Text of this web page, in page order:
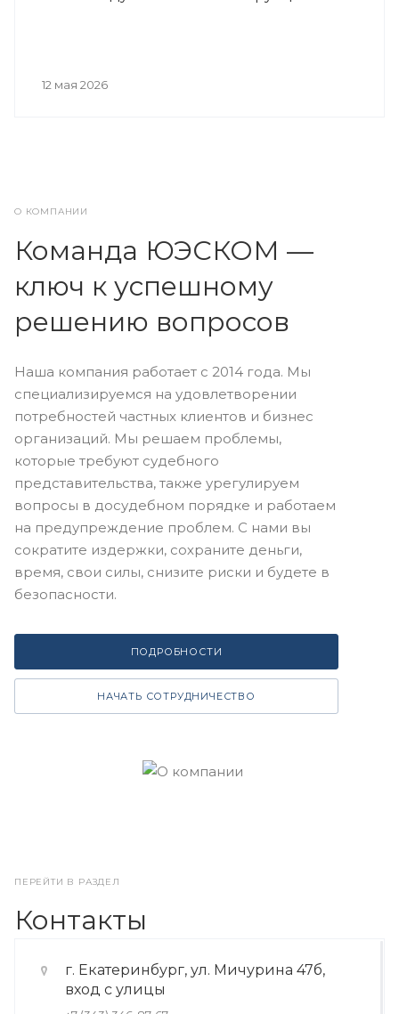
12 мая 2026
О КОМПАНИИ
Команда ЮЭСКОМ —
ключ к успешному
решению вопросов
Наша компания работает с 2014 года. Мы
специализируемся на удовлетворении
потребностей частных клиентов и бизнес
организаций. Мы решаем проблемы,
которые требуют судебного
представительства, также урегулируем
вопросы в досудебном порядке и работаем
на предупреждение проблем. С нами вы
сократите издержки, сохраните деньги,
время, свои силы, снизите риски и будете в
безопасности.
ПОДРОБНОСТИ
НАЧАТЬ СОТРУДНИЧЕСТВО
ПЕРЕЙТИ В РАЗДЕЛ
Контакты
г. Екатеринбург, ул. Мичурина 47б,
вход с улицы